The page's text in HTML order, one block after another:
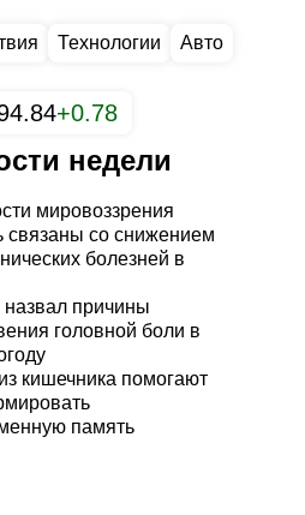
Технологии Авто
+0.78
недели
мировоззрения
связаны со снижением
болезней в
назвал причины
головной боли в
кишечника помогают
память